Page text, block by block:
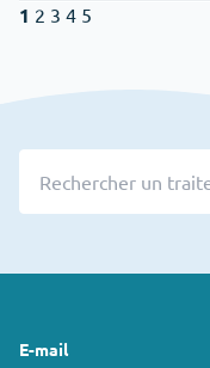
1 2 3 4 5
E-mail